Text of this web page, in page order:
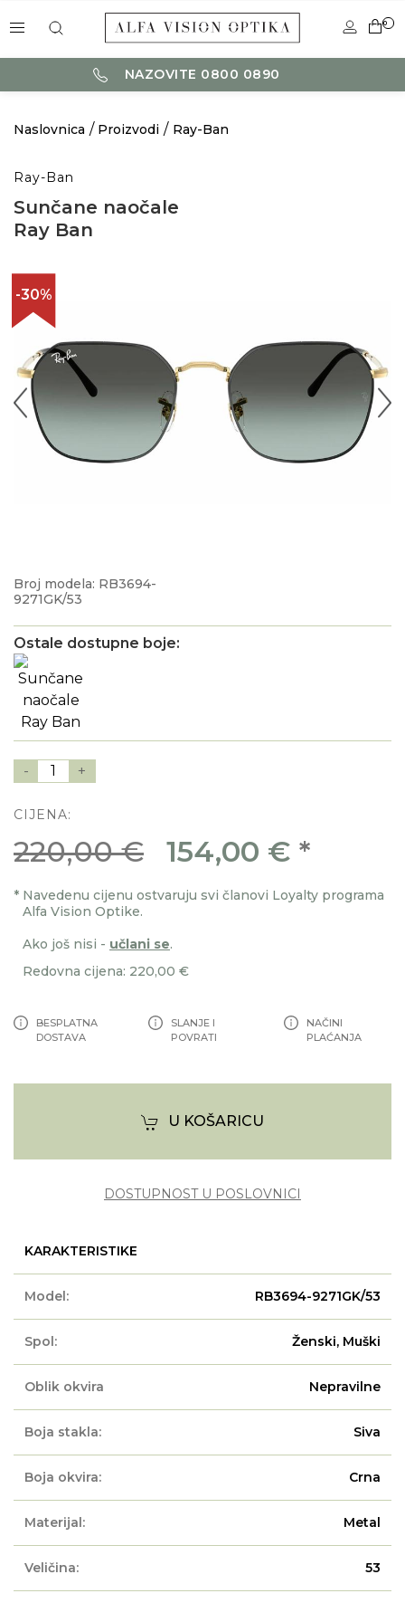
0
NAZOVITE 0800 0890
Naslovnica Proizvodi Ray-Ban
Ray-Ban
Sunčane naočale
Ray Ban
-30%
Broj modela: RB3694-
9271GK/53
Ostale dostupne boje:
- 1 +
CIJENA:
220,00 € 154,00 € *
* Navedenu cijenu ostvaruju svi članovi Loyalty programa
Alfa Vision Optike.
Ako još nisi - učlani se.
Redovna cijena: 220,00 €
BESPLATNA
DOSTAVA
SLANJE I
POVRATI
NAČINI
PLAĆANJA
U KOŠARICU
DOSTUPNOST U POSLOVNICI
KARAKTERISTIKE
Model: RB3694-9271GK/53
Spol: Ženski, Muški
Oblik okvira Nepravilne
Boja stakla: Siva
Boja okvira: Crna
Materijal: Metal
Veličina: 53